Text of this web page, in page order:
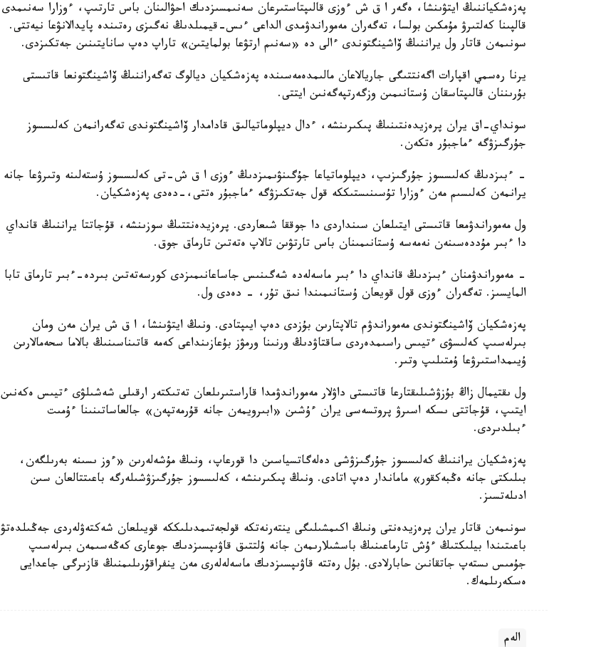
پەزەشكياننىڭ ايتۋىنشا، ەگەر ا ق ش ءوزى قالىپتاستىرعان سەنىمسىزدىك احۋالىنان باس تارتىپ، ءوزارا سەنىمدى
قالپىنا كەلتىرۋ مۇمكىن بولسا، تەگەران مەموراندۋمدى الداعى ءىس-قيمىلدىڭ نەگىزى رەتىندە پايدالانۋعا نيەتتى.
سونىمەن قاتار ول يراننىڭ ۆاشينگتوندى ءالى دە «سەنىم ارتۋعا بولمايتىن» تاراپ دەپ سانايتىنىن جەتكىزدى.
يرنا رەسمي اقپارات اگەنتتىگى جاريالاعان مالىمدەمەسىندە پەزەشكيان ديالوگ تەگەراننىڭ ۆاشينگتونعا قاتىستى
بۇرىننان قالىپتاسقان ۇستانىمىن وزگەرتپەگەنىن ايتتى.
سونداي-اق يران پرەزيدەنتىنىڭ پىكىرىنشە، ءدال ديپلوماتيالىق قادامدار ۆاشينگتوندى تەگەرانمەن كەلىسسوز
جۇرگىزۋگە ءماجبۇر ەتكەن.
- ءبىزدىڭ كەلىسسوز جۇرگىزىپ، ديپلوماتياعا جۇگىنۋىمىزدىڭ ءوزى ا ق ش-تى كەلىسسوز ۇستەلىنە وتىرۋعا جانە
يرانمەن كەلىسىم مەن ءوزارا تۇسىنىستىككە قول جەتكىزۋگە ءماجبۇر ەتتى،-دەدى پەزەشكيان.
ول مەموراندۋمعا قاتىستى ايتىلعان سىنداردى دا جوققا شىعاردى. پرەزيدەنتتىڭ سوزىنشە، قۇجاتتا يراننىڭ قانداي
دا ءبىر مۇددەسىنەن نەمەسە ۇستانىمىنان باس تارتۋىن تالاپ ەتەتىن تارماق جوق.
- مەموراندۋمنان ءبىزدىڭ قانداي دا ءبىر ماسەلەدە شەگىنىس جاساعانىمىزدى كورسەتەتىن بىردە-ءبىر تارماق تابا
المايسىز. تەگەران ءوزى قول قويعان ۇستانىمىندا نىق تۇر، - دەدى ول.
پەزەشكيان ۆاشينگتوندى مەموراندۋم تالاپتارىن بۇزدى دەپ ايىپتادى. ونىڭ ايتۋىنشا، ا ق ش يران مەن ومان
بىرلەسىپ كەلىسۋى ءتيىس راسىمدەردى ساقتاۋدىڭ ورنىنا ورمۋز بۇعازىنداعى كەمە قاتىناسىنىڭ بالاما سحەمالارىن
ۇيىمداستىرۋعا ۇمتىلىپ وتىر.
ول ىقتيمال زاڭ بۇزۋشىلىقتارعا قاتىستى داۋلار مەموراندۋمدا قاراستىرىلعان تەتىكتەر ارقىلى شەشىلۋى ءتيىس ەكەنىن
ايتىپ، قۇجاتتى ىسكە اسىرۋ پروتسەسى يران ءۇشىن «ابىرويمەن جانە قۇرمەتپەن» جالعاساتىنىنا ءۇمىت
ءبىلدىردى.
پەزەشكيان يراننىڭ كەلىسسوز جۇرگىزۋشى دەلەگاتسياسىن دا قورعاپ، ونىڭ مۇشەلەرىن «ءوز ىسىنە بەرىلگەن،
بىلىكتى جانە ەڭبەكقور» ماماندار دەپ اتادى. ونىڭ پىكىرىنشە، كەلىسسوز جۇرگىزۋشىلەرگە باعىتتالعان سىن
ادىلەتسىز.
سونىمەن قاتار يران پرەزيدەنتى ونىڭ اكىمشىلىگى ينتەرنەتكە قولجەتىمدىلىككە قويىلعان شەكتەۋلەردى جەڭىلدەتۋ
باعىتىندا بيلىكتىڭ ءۇش تارماعىنىڭ باسشىلارىمەن جانە ۇلتتىق قاۋىپسىزدىك جوعارى كەڭەسىمەن بىرلەسىپ
جۇمىس ىستەپ جاتقانىن حابارلادى. بۇل رەتتە قاۋىپسىزدىك ماسەلەلەرى مەن ينفراقۇرىلىمنىڭ قازىرگى جاعدايى
ەسكەرىلمەك.
الەم